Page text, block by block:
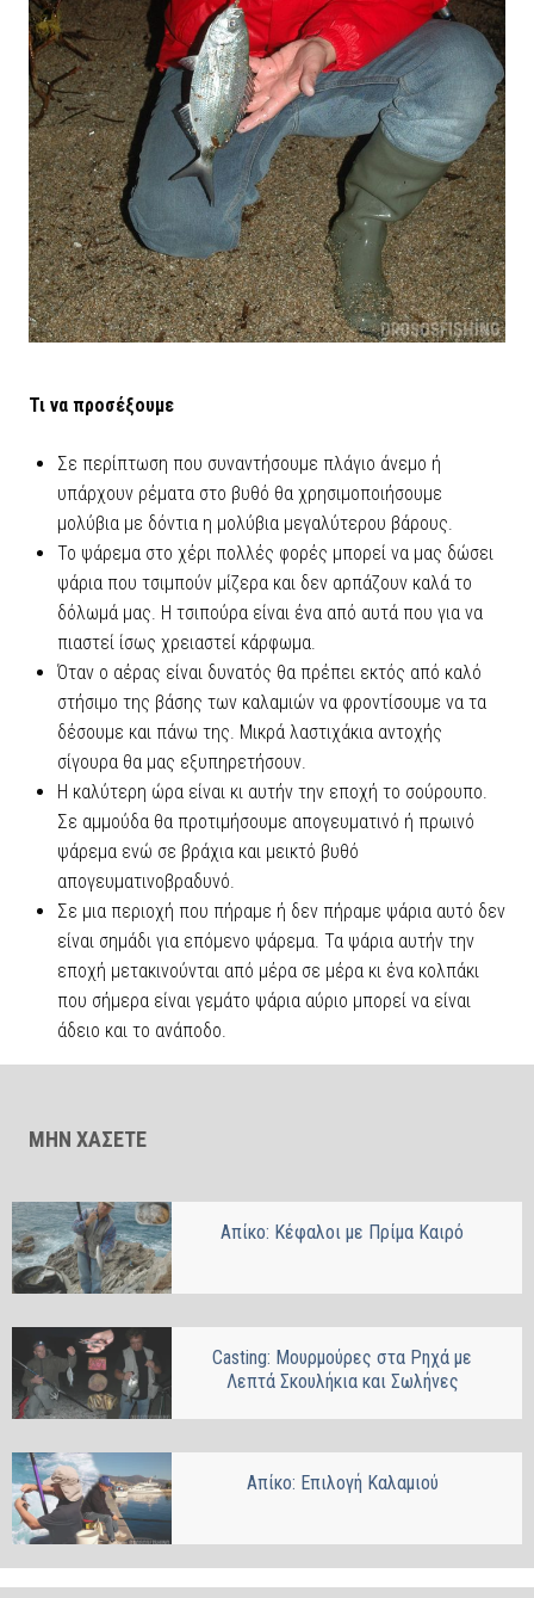
Τι να προσέξουμε
Σε περίπτωση που συναντήσουμε πλάγιο άνεμο ή
υπάρχουν ρέματα στο βυθό θα χρησιμοποιήσουμε
μολύβια με δόντια η μολύβια μεγαλύτερου βάρους.
Το ψάρεμα στο χέρι πολλές φορές μπορεί να μας δώσει
ψάρια που τσιμπούν μίζερα και δεν αρπάζουν καλά το
δόλωμά μας. Η τσιπούρα είναι ένα από αυτά που για να
πιαστεί ίσως χρειαστεί κάρφωμα.
Όταν ο αέρας είναι δυνατός θα πρέπει εκτός από καλό
στήσιμο της βάσης των καλαμιών να φροντίσουμε να τα
δέσουμε και πάνω της. Μικρά λαστιχάκια αντοχής
σίγουρα θα μας εξυπηρετήσουν.
Η καλύτερη ώρα είναι κι αυτήν την εποχή το σούρουπο.
Σε αμμούδα θα προτιμήσουμε απογευματινό ή πρωινό
ψάρεμα ενώ σε βράχια και μεικτό βυθό
απογευματινοβραδυνό.
Σε μια περιοχή που πήραμε ή δεν πήραμε ψάρια αυτό δεν
είναι σημάδι για επόμενο ψάρεμα. Τα ψάρια αυτήν την
εποχή μετακινούνται από μέρα σε μέρα κι ένα κολπάκι
που σήμερα είναι γεμάτο ψάρια αύριο μπορεί να είναι
άδειο και το ανάποδο.
ΜΗΝ ΧΑΣΕΤΕ
Απίκο: Κέφαλοι με Πρίμα Καιρό
Casting: Μουρμούρες στα Ρηχά με
Λεπτά Σκουλήκια και Σωλήνες
Απίκο: Επιλογή Καλαμιού